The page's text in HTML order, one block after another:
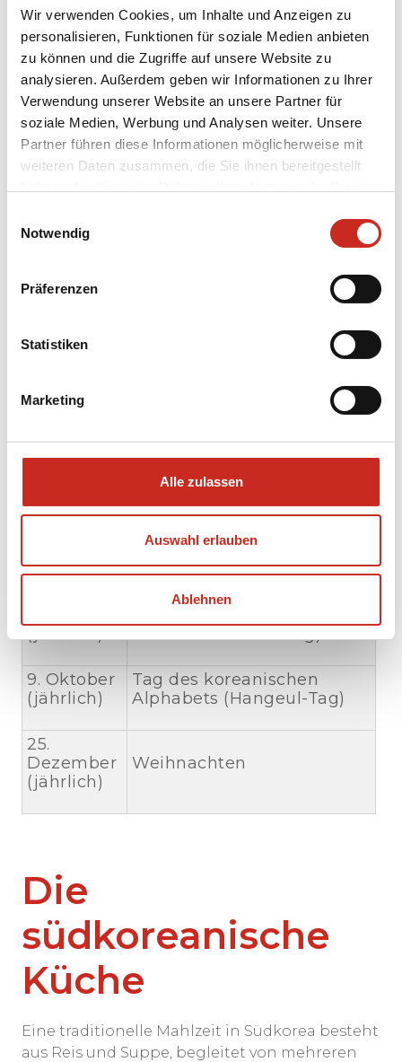
Wir verwenden Cookies, um Inhalte und Anzeigen zu
personalisieren, Funktionen für soziale Medien anbieten
zu können und die Zugriffe auf unsere Website zu
analysieren. Außerdem geben wir Informationen zu Ihrer
Verwendung unserer Website an unsere Partner für
soziale Medien, Werbung und Analysen weiter. Unsere
Partner führen diese Informationen möglicherweise mit
weiteren Daten zusammen, die Sie ihnen bereitgestellt
Notwendig
Präferenzen
Statistiken
Marketing
Alle zulassen
Auswahl erlauben
Ablehnen
Datum Feiertag
1. Januar
(jährlich)
Neujahrstag
29. Januar
2025
Seollal (Lunar New Year)
(jährlich)
Unabhängigkeitsbewegung
(jährlich)
13. Mai
6. Juni
Tag der Befreiung
2025
Chuseok (Thanksgiving)
9. Oktober
(jährlich)
Tag des koreanischen
Alphabets (Hangeul-Tag)
25.
Dezember
(jährlich)
Weihnachten
Die
südkoreanische
Küche
Eine traditionelle Mahlzeit in Südkorea besteht
aus Reis und Suppe, begleitet von mehreren